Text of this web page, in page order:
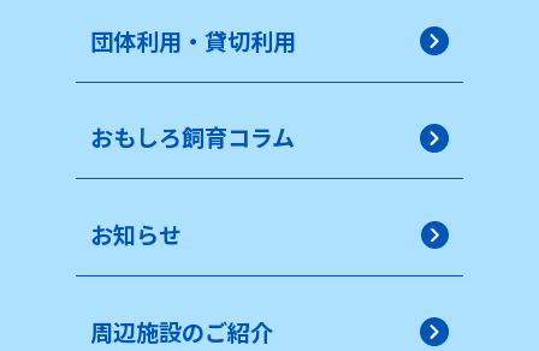
団体利用・貸切利用
おもしろ飼育コラム
お知らせ
周辺施設のご紹介